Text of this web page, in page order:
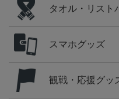
タオル・リスト
スマホグッズ
観戦・応援グッ